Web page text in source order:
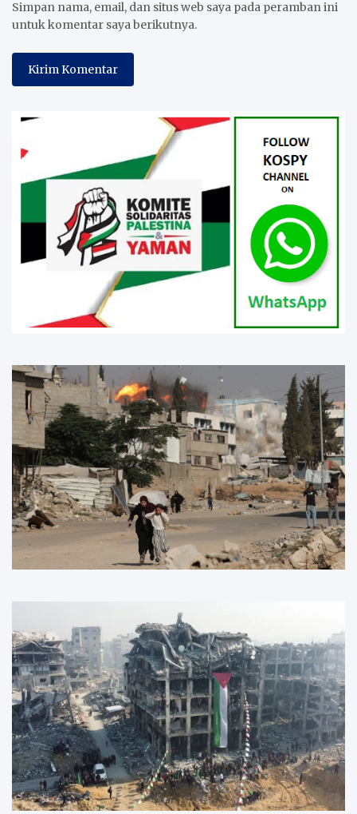
Simpan nama, email, dan situs web saya pada peramban ini
untuk komentar saya berikutnya.